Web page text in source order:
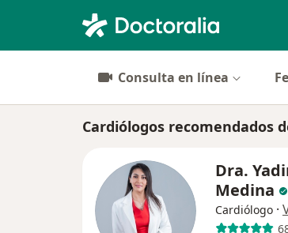
Consulta en línea
Cardiólogos recomendados
Dra.
Medina
Cardiólogo ·